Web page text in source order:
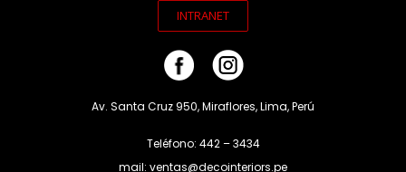
INTRANET
Av. Santa Cruz 950, Miraflores, Lima, Perú
Teléfono: 442 – 3434
mail: ventas@decointeriors.pe